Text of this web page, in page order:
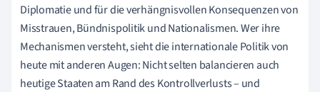
Diplomatie und für die verhängnisvollen Konsequenzen von
Misstrauen, Bündnispolitik und Nationalismen. Wer ihre
Mechanismen versteht, sieht die internationale Politik von
heute mit anderen Augen: Nicht selten balancieren auch
heutige Staaten am Rand des Kontrollverlusts – und